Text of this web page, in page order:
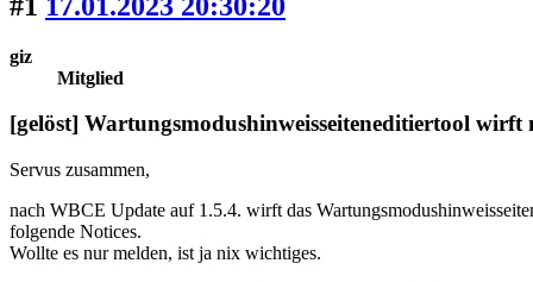
giz
Mitglied
[gelöst] Wartungsmodus­hinweisseiten­editiertool wirft
Servus zusammen,
nach WBCE Update auf 1.5.4. wirft das
folgende Notices.
Wollte es nur melden, ist ja nix wichtiges.